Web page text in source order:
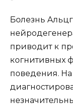
Болезнь
приводит к
когнитивных
поведения. На